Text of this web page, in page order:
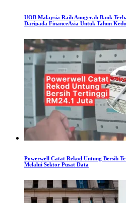
UOB Malaysia Raih Anugerah Bank
Daripada FinanceAsia Untuk Tahun
Powerwell Catat Rekod Untung Bersih
Melalui Sektor Pusat Data